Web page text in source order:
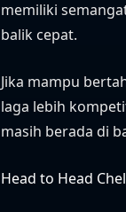
memiliki
balik cepat.
Jika mampu
laga lebih
masih berada di
Head to Head